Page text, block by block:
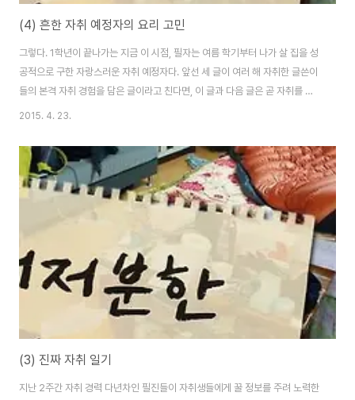
(4) 흔한 자취 예정자의 요리 고민
그렇다. 1학년이 끝나가는 지금 이 시점, 필자는 여름 학기부터 나가 살 집을 성
공적으로 구한 자랑스러운 자취 예정자다. 앞선 세 글이 여러 해 자취한 글쓴이
들의 본격 자취 경험을 담은 글이라고 친다면, 이 글과 다음 글은 곧 자취를 앞
두고 있는 기숙사생들의 경험과 기대와 걱정이 담긴 글이라고 소개할 수 있겠
간이 있느냐 없느냐가 아닐까 싶다. 여느 신입생들처럼 학교 식당 밥은 질릴 대
로 먹은 필자인지라 직접 밥을 해먹겠다는 포부로 부엌이 있는 집을 찾아 나섰
으나, 그 험난한 과정에 팔자는 눈물을 흘리고 말았다. 일단 본론부터 말하자면,
필자는 요리에 소질도 재능도 자신도 없다. 학교 식당에서 제공해주는 음식의
2015. 4. 23.
(3) 진짜 자취 일기
지난 2주간 자취 경력 다년차인 필진들이 자취생들에게 꿀 정보를 주려 노력한